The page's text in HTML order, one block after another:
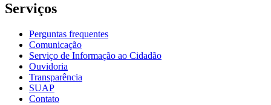
Serviços
Perguntas frequentes
Comunicação
Serviço de Informação ao Cidadão
Ouvidoria
Transparência
SUAP
Contato